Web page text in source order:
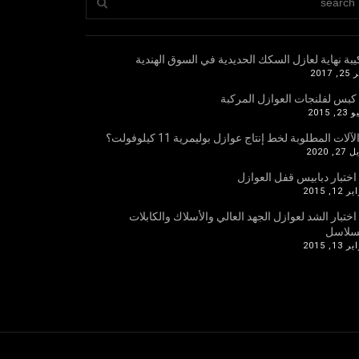
نهاية لعازل السكك الحديدية في السوق الهندية
كبس لفلنجات العوازل المركبة
المطلوبة لخط إنتاج عوازل بوليمرية 11 كيلوفولت؟
2020
اختبار دبابيس قفل العوازل
2015
اختبار الشد لعوازل الجهد العالي والأسلاك والكابلات
2015